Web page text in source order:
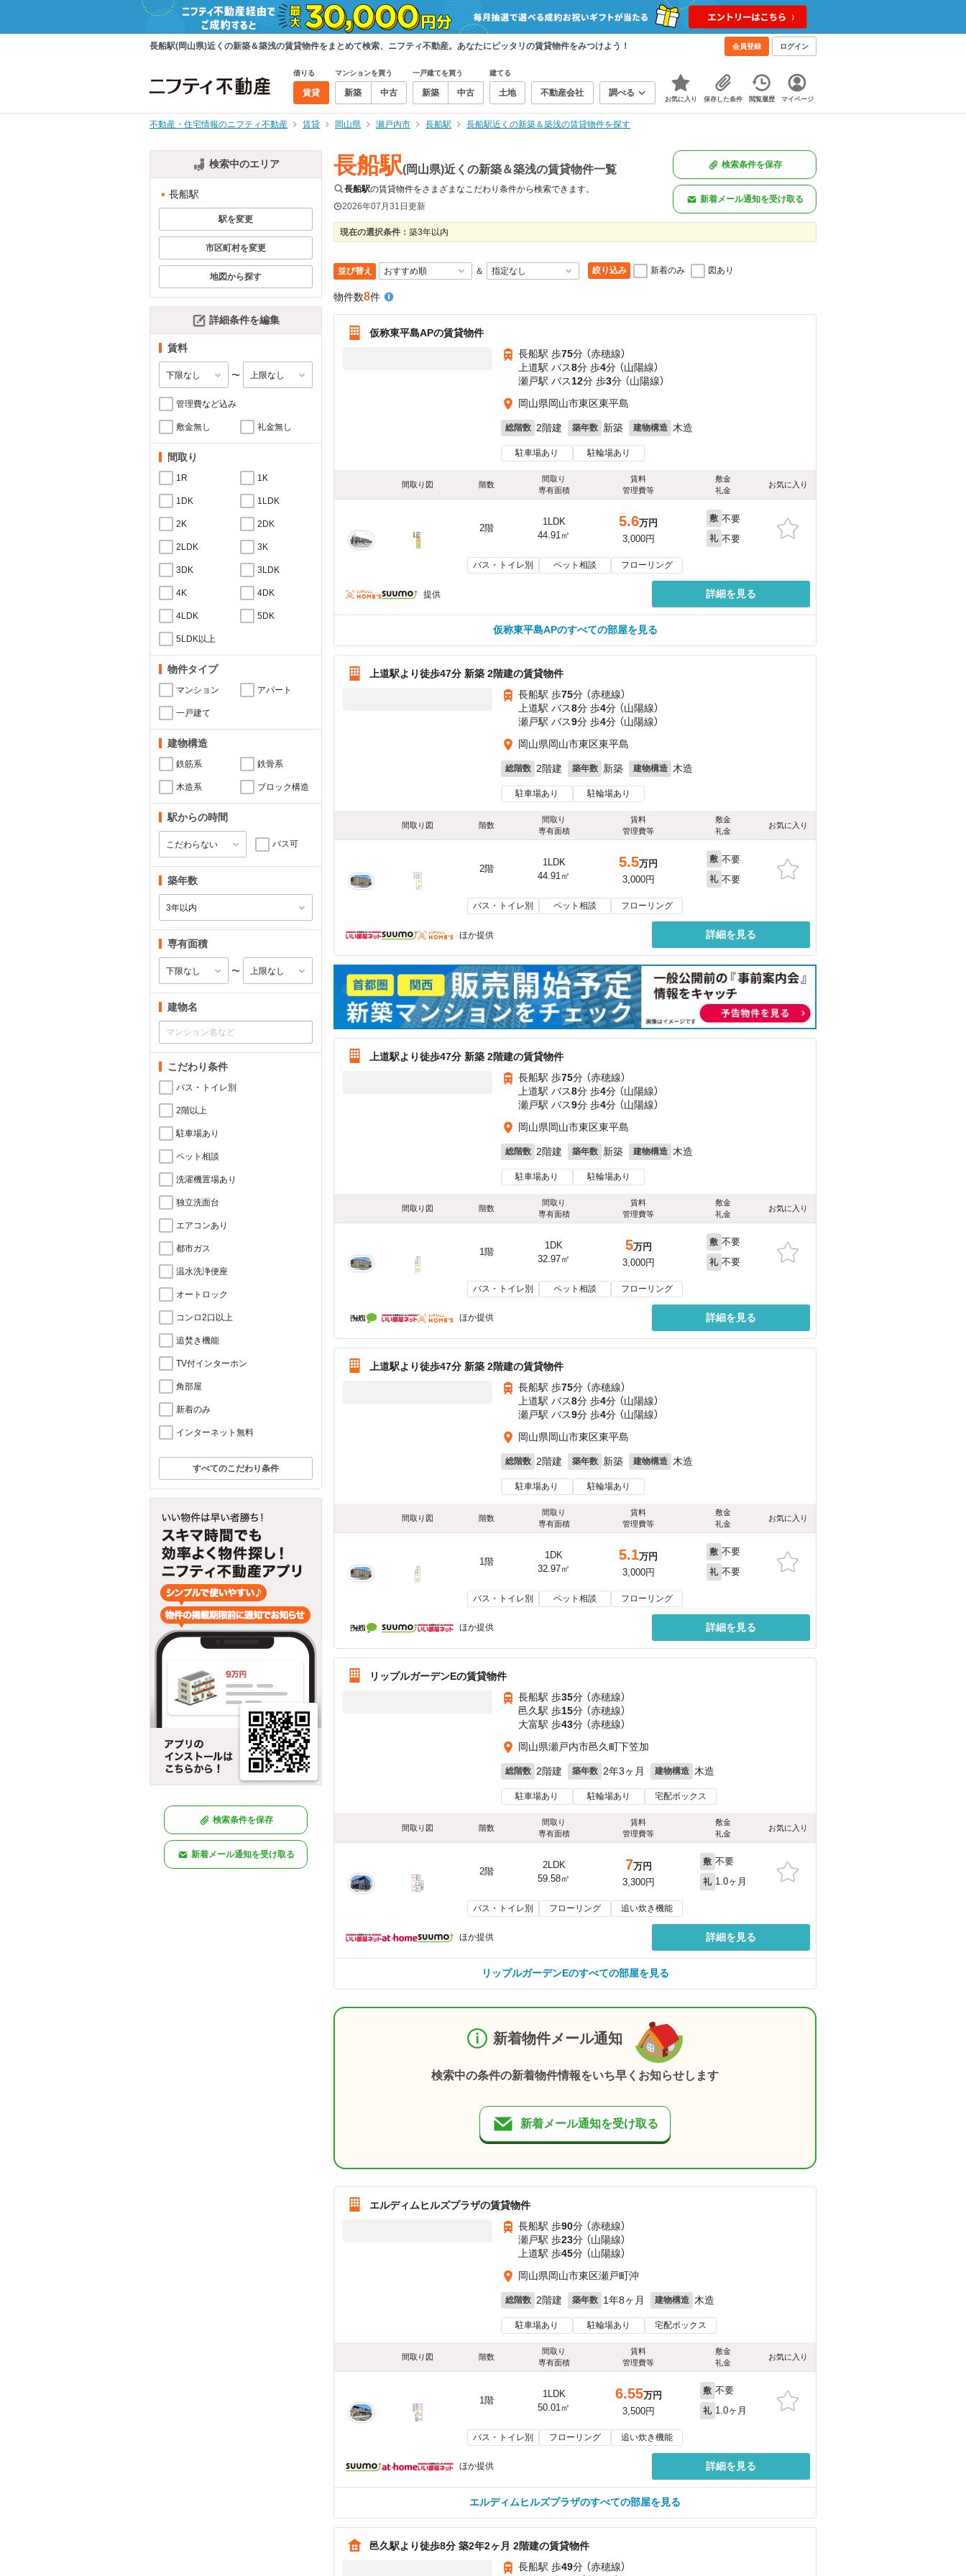
長船駅(岡山県)近くの新築＆築浅の賃貸物件をまとめて検索、ニフティ不動産。あなたにピッタリの賃貸物件をみつけよう！ 会員登録 ログイン
借りる
賃貸
マンションを買う
新築 中古
一戸建てを買う
新築 中古
建てる
土地 不動産会社 調べる
お気に入り 保存した条件 閲覧履歴 マイページ
不動産・住宅情報のニフティ不動産 賃貸 岡山県 瀬戸内市 長船駅 長船駅近くの新築＆築浅の賃貸物件を探す
検索中のエリア
長船駅
駅を変更
市区町村を変更
地図から探す
詳細条件を編集
賃料
〜
管理費など込み
敷金無し 礼金無し
間取り
1R 1K
1DK 1LDK
2K 2DK
2LDK 3K
3DK 3LDK
4K 4DK
4LDK 5DK
5LDK以上
物件タイプ
マンション アパート
一戸建て
建物構造
鉄筋系 鉄骨系
木造系 ブロック構造
駅からの時間
バス可
築年数
専有面積
〜
建物名
こだわり条件
バス・トイレ別
2階以上
駐車場あり
ペット相談
洗濯機置場あり
独立洗面台
エアコンあり
都市ガス
温水洗浄便座
オートロック
コンロ2口以上
追焚き機能
TV付インターホン
角部屋
新着のみ
インターネット無料
すべてのこだわり条件
検索条件を保存
新着メール通知を受け取る
長船駅(岡山県)近くの新築＆築浅の賃貸物件一覧
長船駅の賃貸物件をさまざまなこだわり条件から検索できます。
2026年07月31日更新
検索条件を保存
新着メール通知を受け取る
現在の選択条件： 築3年以内
並び替え ＆ 絞り込み 新着のみ 図あり
物件数8件
仮称東平島APの賃貸物件
長船駅 歩75分 （赤穂線）
上道駅 バス8分 歩4分 （山陽線）
瀬戸駅 バス12分 歩3分 （山陽線）
岡山県岡山市東区東平島
総階数 2階建 築年数 新築 建物構造 木造
駐車場あり 駐輪場あり
間取り図 階数
間取り
専有面積
賃料
管理費等
敷金
礼金
お気に入り
2階
1LDK
44.91㎡
5.6万円
3,000円
敷 不要
礼 不要
バス・トイレ別 ペット相談 フローリング
提供 詳細を見る
仮称東平島APのすべての部屋を見る
上道駅より徒歩47分 新築 2階建の賃貸物件
長船駅 歩75分 （赤穂線）
上道駅 バス8分 歩4分 （山陽線）
瀬戸駅 バス9分 歩4分 （山陽線）
岡山県岡山市東区東平島
総階数 2階建 築年数 新築 建物構造 木造
駐車場あり 駐輪場あり
間取り図 階数
間取り
専有面積
賃料
管理費等
敷金
礼金
お気に入り
2階
1LDK
44.91㎡
5.5万円
3,000円
敷 不要
礼 不要
バス・トイレ別 ペット相談 フローリング
ほか提供 詳細を見る
上道駅より徒歩47分 新築 2階建の賃貸物件
長船駅 歩75分 （赤穂線）
上道駅 バス8分 歩4分 （山陽線）
瀬戸駅 バス9分 歩4分 （山陽線）
岡山県岡山市東区東平島
総階数 2階建 築年数 新築 建物構造 木造
駐車場あり 駐輪場あり
間取り図 階数
間取り
専有面積
賃料
管理費等
敷金
礼金
お気に入り
1階
1DK
32.97㎡
5万円
3,000円
敷 不要
礼 不要
バス・トイレ別 ペット相談 フローリング
ほか提供 詳細を見る
上道駅より徒歩47分 新築 2階建の賃貸物件
長船駅 歩75分 （赤穂線）
上道駅 バス8分 歩4分 （山陽線）
瀬戸駅 バス9分 歩4分 （山陽線）
岡山県岡山市東区東平島
総階数 2階建 築年数 新築 建物構造 木造
駐車場あり 駐輪場あり
間取り図 階数
間取り
専有面積
賃料
管理費等
敷金
礼金
お気に入り
1階
1DK
32.97㎡
5.1万円
3,000円
敷 不要
礼 不要
バス・トイレ別 ペット相談 フローリング
ほか提供 詳細を見る
リップルガーデンEの賃貸物件
長船駅 歩35分 （赤穂線）
邑久駅 歩15分 （赤穂線）
大富駅 歩43分 （赤穂線）
岡山県瀬戸内市邑久町下笠加
総階数 2階建 築年数 2年3ヶ月 建物構造 木造
駐車場あり 駐輪場あり 宅配ボックス
間取り図 階数
間取り
専有面積
賃料
管理費等
敷金
礼金
お気に入り
2階
2LDK
59.58㎡
7万円
3,300円
敷 不要
礼 1.0ヶ月
バス・トイレ別 フローリング 追い炊き機能
ほか提供 詳細を見る
リップルガーデンEのすべての部屋を見る
新着物件メール通知
検索中の条件の新着物件情報をいち早くお知らせします
新着メール通知を受け取る
エルディムヒルズプラザの賃貸物件
長船駅 歩90分 （赤穂線）
瀬戸駅 歩23分 （山陽線）
上道駅 歩45分 （山陽線）
岡山県岡山市東区瀬戸町沖
総階数 2階建 築年数 1年8ヶ月 建物構造 木造
駐車場あり 駐輪場あり 宅配ボックス
間取り図 階数
間取り
専有面積
賃料
管理費等
敷金
礼金
お気に入り
1階
1LDK
50.01㎡
6.55万円
3,500円
敷 不要
礼 1.0ヶ月
バス・トイレ別 フローリング 追い炊き機能
ほか提供 詳細を見る
エルディムヒルズプラザのすべての部屋を見る
邑久駅より徒歩8分 築2年2ヶ月 2階建の賃貸物件
長船駅 歩49分 （赤穂線）